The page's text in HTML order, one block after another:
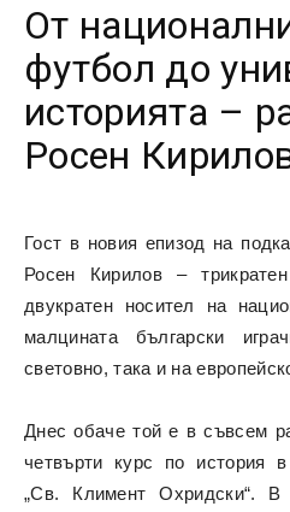
От
футбол до
историята –
Росен
Гост в новия епизод на
Росен Кирилов –
двукратен носител на
малцината български
световно, така и на
Днес обаче той е в съвсем
четвърти курс по история
„Св. Климент Охридски“. В